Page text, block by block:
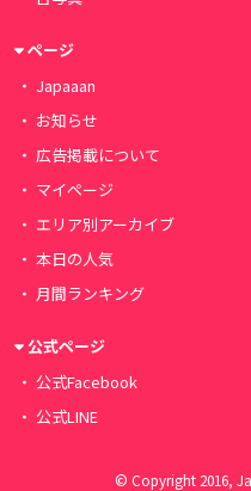
ページ
Japaaan
お知らせ
広告掲載について
マイページ
エリア別アーカイブ
本日の人気
月間ランキング
公式ページ
公式Facebook
公式LINE
© Copyright 2016,